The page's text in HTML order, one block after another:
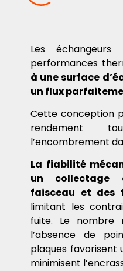
Les
performances
à une surface
un flux
Cette conception
rendement
l’encombrement
La fiabilité
un collectage
faisceau et des
limitant les
fuite. Le nombre
l’absence de
plaques favorisent
minimisent